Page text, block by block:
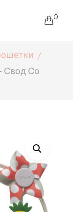
0
Свод Со